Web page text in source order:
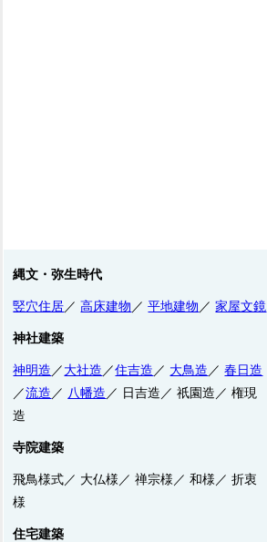
縄文・弥生時代
竪穴住居 ／高床建物 ／平地建物 ／家屋文鏡
神社建築
神明造 ／ 大社造 ／住吉造 ／ 大鳥造 ／春日造
／流造 ／ 八幡造 ／ 日吉造／ 祇園造／ 権現
造
寺院建築
飛鳥様式／ 大仏様／ 禅宗様／ 和様／ 折衷
様
住宅建築